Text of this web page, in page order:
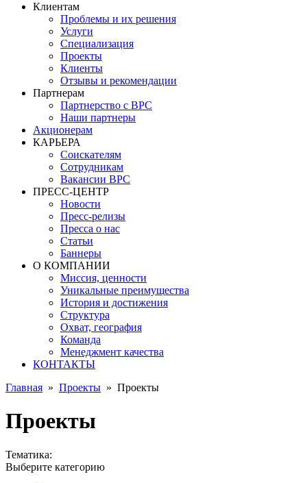
Клиентам
Проблемы и их решения
Услуги
Специализация
Проекты
Клиенты
Отзывы и рекомендации
Партнерам
Партнерство с BPC
Наши партнеры
Акционерам
КАРЬЕРА
Соискателям
Сотрудникам
Вакансии BPC
ПРЕСС-ЦЕНТР
Новости
Пресс-релизы
Пресса о нас
Статьи
Баннеры
О КОМПАНИИ
Миссия, ценности
Уникальные преимущества
История и достижения
Структура
Охват, география
Команда
Менеджмент качества
КОНТАКТЫ
Главная » Проекты » Проекты
Проекты
Тематика:
Выберите категорию